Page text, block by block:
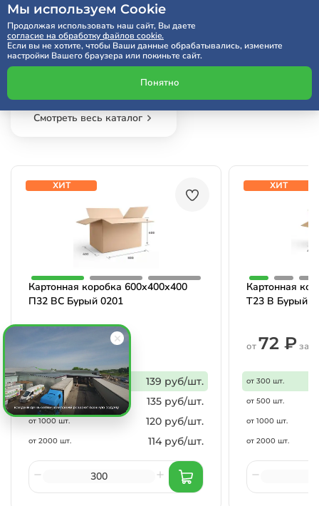
Более 500 готовых конструкций в
наличии
Хиты Новинки Распродажа ВПП
Смотреть весь каталог
ХИТ
Картонная коробка 600х400х400
П32 ВС Бурый 0201
114 ₽
от 300 шт. 139 руб/шт.
от 500 шт. 135 руб/шт.
от 1000 шт. 120 руб/шт.
от 2000 шт. 114 руб/шт.
ХИТ
Картонная
Т23 B Бурый
от72 ₽за
от 300 шт.
от 500 шт.
от 1000 шт.
от 2000 шт.
Мы используем Cookie
Продолжая использовать наш сайт, Вы даете
согласие на обработку файлов cookie.
Если вы не хотите, чтобы Ваши данные обрабатывались, измените
настройки Вашего браузера или покиньте сайт.
Понятно